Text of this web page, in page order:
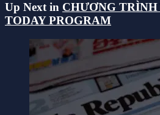
Up Next in CHƯƠNG
TODAY PROGRAM